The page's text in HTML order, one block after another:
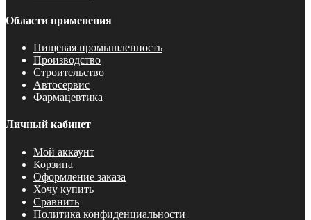
Области применения
Пищевая промышленность
Производство
Строительство
Автосервис
Фармацевтика
Личный кабинет
Мой аккаунт
Корзина
Оформление заказа
Хочу купить
Сравнить
Политика конфиденциальности